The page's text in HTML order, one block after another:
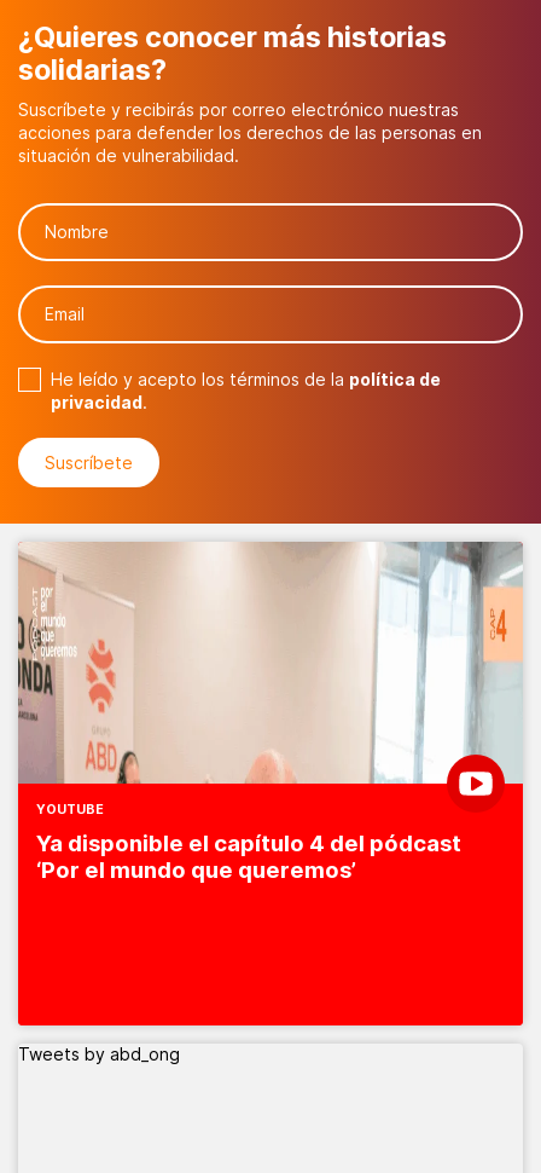
¿Quieres conocer más historias
solidarias?
Suscríbete y recibirás por correo electrónico nuestras
acciones para defender los derechos de las personas en
situación de vulnerabilidad.
He leído y acepto los términos de la política de
privacidad.
YOUTUBE
Ya disponible el capítulo 4 del pódcast
‘Por el mundo que queremos’
Tweets by abd_ong